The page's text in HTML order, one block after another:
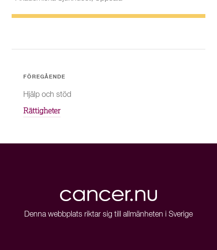
FÖREGÅENDE
Hjälp och stöd
Rättigheter
Denna webbplats riktar sig till allmänheten i Sverige